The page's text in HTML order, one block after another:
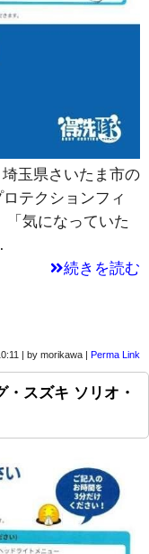
玉県さいたま市の
テクションフィ
気になっていた
続きを読む
| by morikawa | Perma Link
スズキ ソリオ・